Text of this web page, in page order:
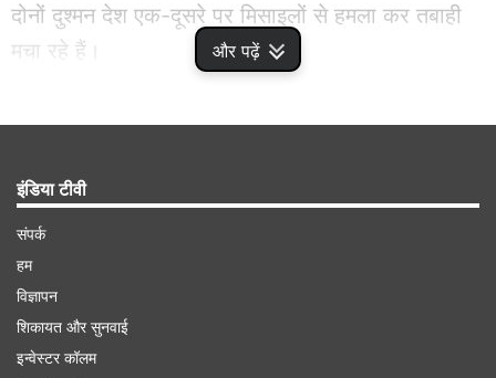
और पढ़ें
दोनों दुश्मन देश एक-दूसरे पर मिसाइलों से हमला कर तबाही
मचा रहे हैं।
इंडिया टीवी
संपर्क
हम
विज्ञापन
शिकायत और सुनवाई
इन्वेस्टर कॉलम